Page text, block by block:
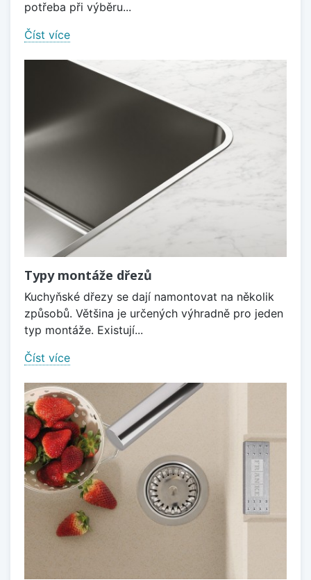
potřeba při výběru...
Číst více
Typy montáže dřezů
Kuchyňské dřezy se dají namontovat na několik
způsobů. Většina je určených výhradně pro jeden
typ montáže. Existují...
Číst více